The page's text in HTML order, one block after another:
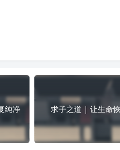
纯净 求子之道 | 让生命